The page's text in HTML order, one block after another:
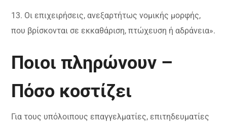
13. Οι επιχειρήσεις, ανεξαρτήτως νομικής μορφής,
που βρίσκονται σε εκκαθάριση, πτώχευση ή αδράνεια».
Ποιοι πληρώνουν –
Πόσο κοστίζει
Για τους υπόλοιπους επαγγελματίες, επιτηδευματίες